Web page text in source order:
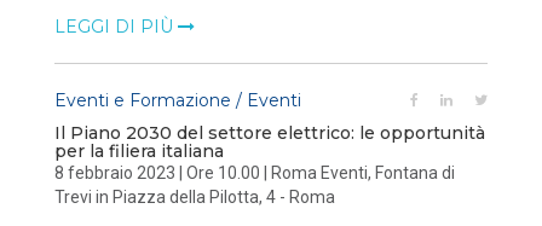
LEGGI DI PIÙ
Eventi e Formazione / Eventi
Il Piano 2030 del settore elettrico: le opportunità
per la filiera italiana
8 febbraio 2023 | Ore 10.00 | Roma Eventi, Fontana di
Trevi in Piazza della Pilotta, 4 - Roma